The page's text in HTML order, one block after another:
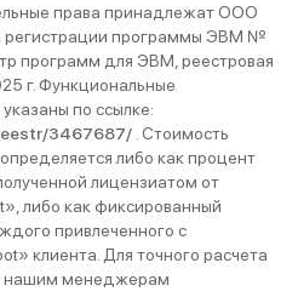
права принадлежат ООО
регистрации программы ЭВМ №
программ для ЭВМ, реестровая
г. Функциональные
по ссылке:
3467687/ . Стоимость
либо как процент
лицензиатом от
либо как фиксированный
привлеченного с
клиента. Для точного расчета
нашим менеджерам